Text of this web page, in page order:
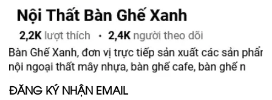
ĐĂNG KÝ NHẬN EMAIL